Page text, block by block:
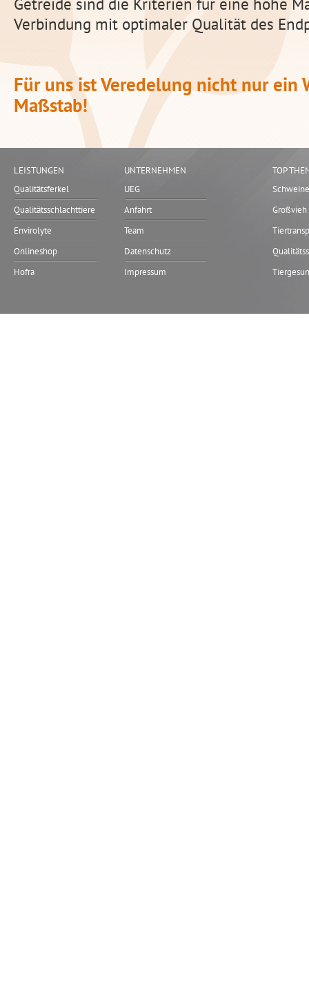
Verbindung mit optimaler Qualität des
Für uns ist Veredelung nicht nur ein
Maßstab!
LEISTUNGEN
Qualitätsferkel
Qualitätsschlachttiere
Envirolyte
Onlineshop
Hofra
UNTERNEHMEN
UEG
Anfahrt
Team
Datenschutz
Impressum
TOP
Großvieh